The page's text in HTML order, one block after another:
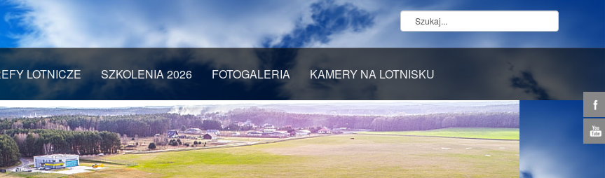
LOTNICZE SZKOLENIA 2026 FOTOGALERIA KAMERY NA LOTNISKU